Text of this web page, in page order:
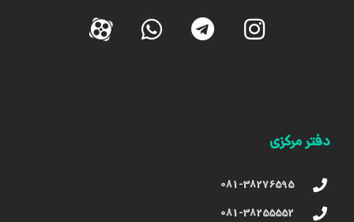
دفتر مرکزی
081-38276595
081-38255552